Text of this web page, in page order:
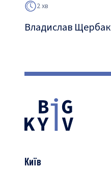
2 хв
Владислав Щербак
Київ